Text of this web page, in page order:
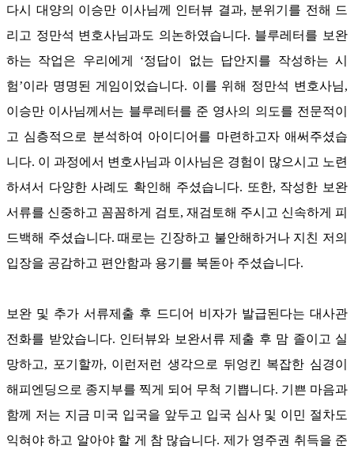
다시 대양의 이승만 이사님께 인터뷰 결과, 분위기를 전해 드
리고 정만석 변호사님과도 의논하였습니다. 블루레터를 보완
하는 작업은 우리에게
‘정답이 없는 답안지를 작성하는 시
험’이라 명명된 게임이었습니다. 이를 위해 정만석 변호사님,
이승만 이사님께서는 블루레터를 준 영사의 의도를 전문적이
고 심층적으로 분석하여 아이디어를 마련하고자 애써주셨습
니다. 이 과정에서 변호사님과 이사님은 경험이 많으시고 노련
하셔서 다양한 사례도 확인해 주셨습니다. 또한, 작성한 보완
서류를 신중하고 꼼꼼하게 검토, 재검토해 주시고 신속하게 피
드백해 주셨습니다.때로는 긴장하고 불안해하거나 지친 저의
입장을 공감하고 편안함과 용기를 북돋아 주셨습니다.
보완 및 추가 서류제출 후 드디어 비자가 발급된다는 대사관
전화를 받았습니다. 인터뷰와 보완서류 제출 후 맘 졸이고 실
망하고, 포기할까, 이런저런 생각으로 뒤엉킨 복잡한 심경이
해피엔딩으로 종지부를 찍게 되어 무척 기쁩니다. 기쁜 마음과
함께 저는 지금 미국 입국을 앞두고 입국 심사 및 이민 절차도
익혀야 하고 알아야 할 게 참 많습니다. 제가 영주권 취득을 준